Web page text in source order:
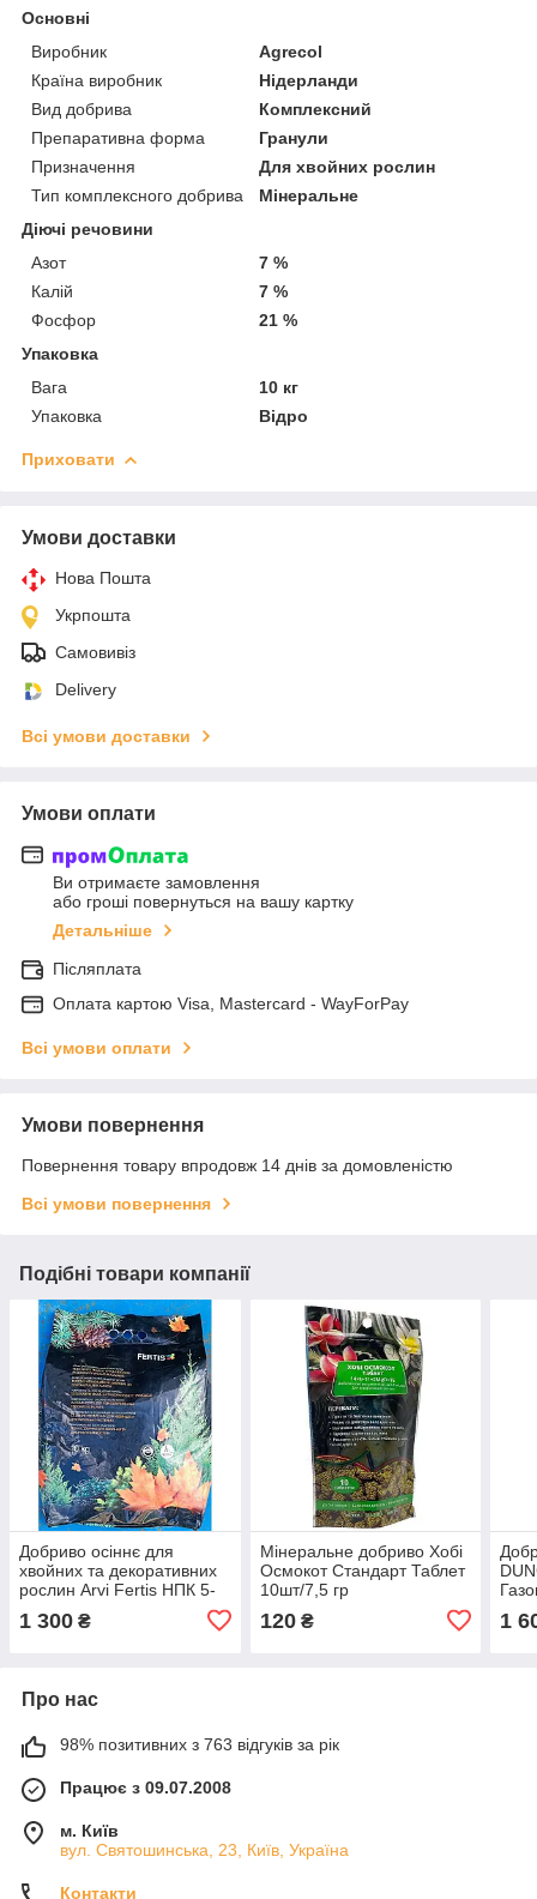
Основні
Виробник
Agrecol
Країна виробник
Нідерланди
Вид добрива
Комплексний
Препаративна форма
Гранули
Призначення
Для хвойних рослин
Тип комплексного добрива
Мінеральне
Діючі речовини
Азот
7 %
Калій
7 %
Фосфор
21 %
Упаковка
Вага
10 кг
Упаковка
Відро
Приховати
Умови доставки
Нова Пошта
Укрпошта
Самовивіз
Delivery
Всі умови доставки
Умови оплати
Ви отримаєте замовлення
або гроші повернуться на вашу картку
Детальніше
Післяплата
Оплата картою Visa, Mastercard - WayForPay
Всі умови оплати
Умови повернення
Повернення товару впродовж 14 днів за домовленістю
Всі умови повернення
Подібні товари компанії
Добриво осіннє для
хвойних та декоративних
рослин Arvi Fertis НПК 5-
1 300 ₴
Мінеральне добриво Хобі
Осмокот Стандарт Таблет
10шт/7,5 гр
120₴ 1
Про нас
98% позитивних з 763 відгуків за рік
Працює з 09.07.2008
м. Київ
вул. Святошинська, 23, Київ, Україна
Контакти